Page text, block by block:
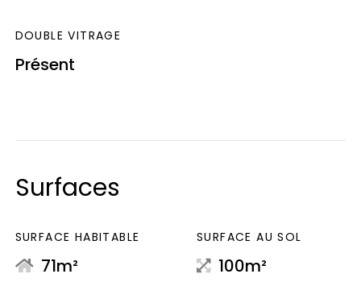
DOUBLE VITRAGE
Présent
Surfaces
SURFACE HABITABLE
71m²
SURFACE AU SOL
100m²